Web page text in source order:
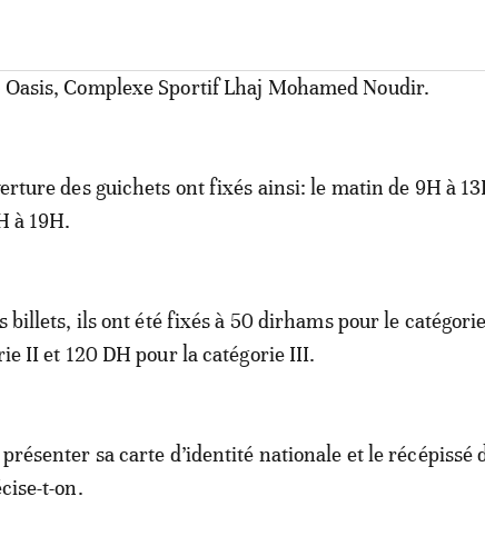
Oasis, Complexe Sportif Lhaj Mohamed Noudir.
des guichets ont fixés ainsi: le matin de 9H à
à 19H.
billets, ils ont été fixés à 50 dirhams pour le
II et 120 DH pour la catégorie III.
sa carte d’identité nationale et le récépissé
t-on.